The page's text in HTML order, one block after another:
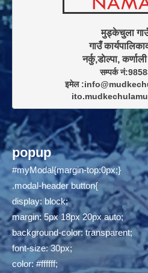
मुड्केचुला
गाउँ
सम्पर्क
इमेल
popup
#myModal{margin-top:0px;}
.modal-header button{
display: block;
margin: 5px 18px 20px auto;
background-color: transparent;
font-size: 30px;
color: #ffffff;